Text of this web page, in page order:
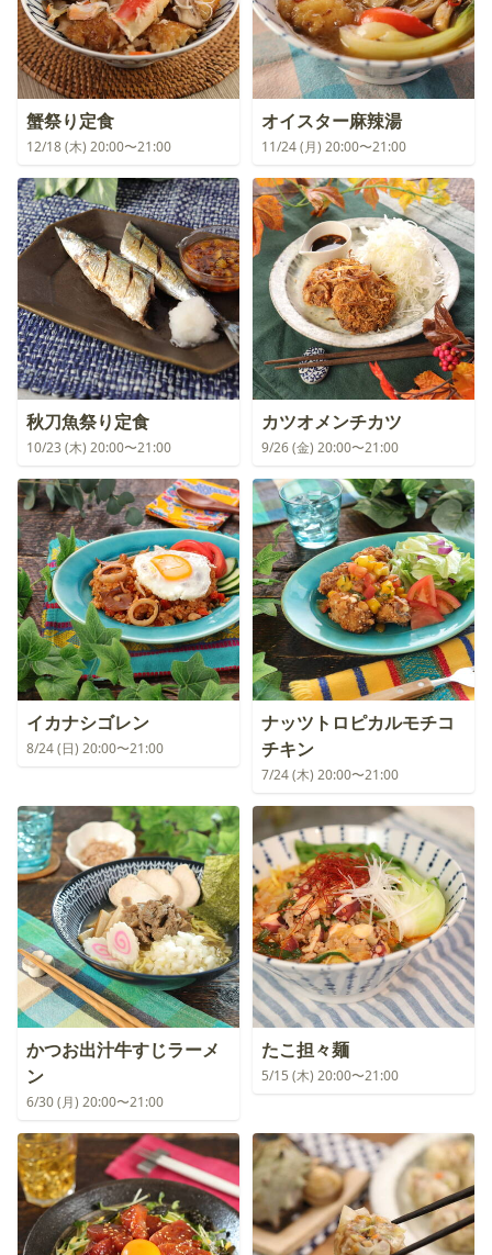
蟹祭り定食
12/18 (木) 20:00〜21:00
オイスター麻辣湯
11/24 (月) 20:00〜21:00
秋刀魚祭り定食
10/23 (木) 20:00〜21:00
カツオメンチカツ
9/26 (金) 20:00〜21:00
イカナシゴレン
8/24 (日) 20:00〜21:00
ナッツトロピカルモチコ
チキン
7/24 (木) 20:00〜21:00
かつお出汁牛すじラーメ
ン
6/30 (月) 20:00〜21:00
たこ担々麺
5/15 (木) 20:00〜21:00